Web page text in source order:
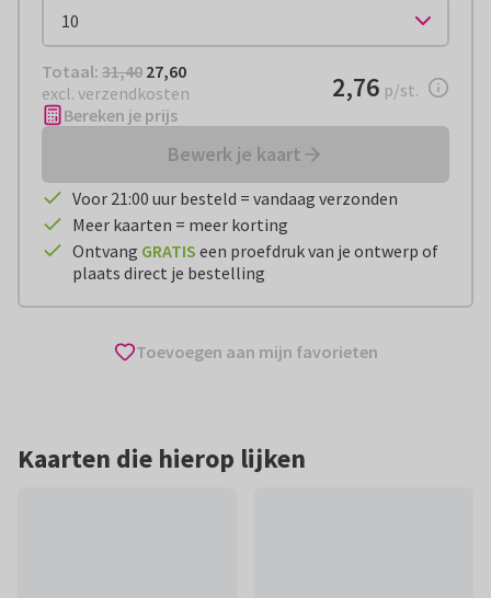
Totaal: € 27,60
Totaal: 31,40 27,60
excl. verzendkosten
€ 2,76per stuk
2,76 p/st.
Bereken je prijs
Bewerk je kaart
Voor 21:00 uur besteld = vandaag verzonden
Meer kaarten = meer korting
Ontvang GRATIS een proefdruk van je ontwerp of
plaats direct je bestelling
Toevoegen aan mijn favorieten
Kaarten die hierop lijken